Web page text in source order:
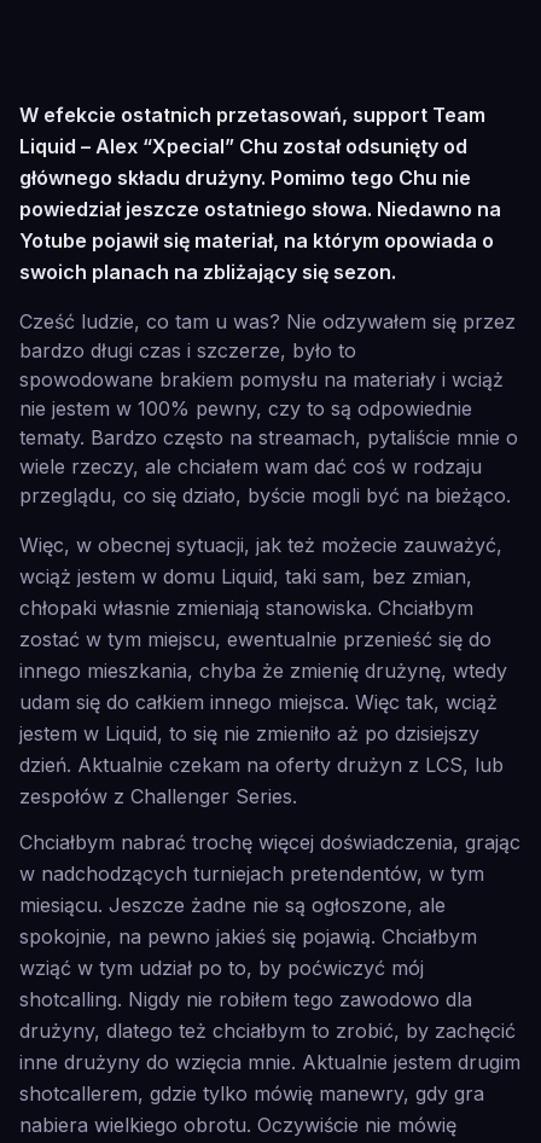
W efekcie ostatnich przetasowań, support Team
Liquid – Alex “Xpecial” Chu został odsunięty od
głównego składu drużyny. Pomimo tego Chu nie
powiedział jeszcze ostatniego słowa. Niedawno na
Yotube pojawił się materiał, na którym opowiada o
swoich planach na zbliżający się sezon.
Cześć ludzie, co tam u was? Nie odzywałem się przez
bardzo długi czas i szczerze, było to
spowodowane brakiem pomysłu na materiały i wciąż
nie jestem w 100% pewny, czy to są odpowiednie
tematy. Bardzo często na streamach, pytaliście mnie o
wiele rzeczy, ale chciałem wam dać coś w rodzaju
przeglądu, co się działo, byście mogli być na bieżąco.
Więc, w obecnej sytuacji, jak też możecie zauważyć,
wciąż jestem w domu Liquid, taki sam, bez zmian,
chłopaki własnie zmieniają stanowiska. Chciałbym
zostać w tym miejscu, ewentualnie przenieść się do
innego mieszkania, chyba że zmienię drużynę, wtedy
udam się do całkiem innego miejsca. Więc tak, wciąż
jestem w Liquid, to się nie zmieniło aż po dzisiejszy
dzień. Aktualnie czekam na oferty drużyn z LCS, lub
zespołów z Challenger Series.
Chciałbym nabrać trochę więcej doświadczenia, grając
w nadchodzących turniejach pretendentów, w tym
miesiącu. Jeszcze żadne nie są ogłoszone, ale
spokojnie, na pewno jakieś się pojawią. Chciałbym
wziąć w tym udział po to, by poćwiczyć mój
shotcalling. Nigdy nie robiłem tego zawodowo dla
drużyny, dlatego też chciałbym to zrobić, by zachęcić
inne drużyny do wzięcia mnie. Aktualnie jestem drugim
shotcallerem, gdzie tylko mówię manewry, gdy gra
nabiera wielkiego obrotu. Oczywiście nie mówię